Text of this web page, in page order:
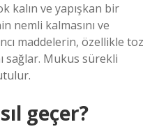
kalın ve yapışkan bir
nemli kalmasını ve
maddelerin, özellikle toz
sağlar. Mukus sürekli
geçer?